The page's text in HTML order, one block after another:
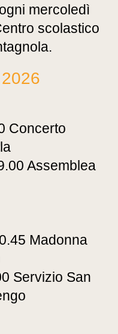
mercoledì
scolastico
Concerto
Assemblea
Madonna
Servizio San